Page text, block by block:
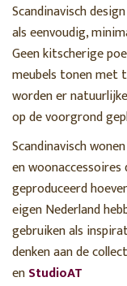
Scandinavisch
als eenvoudig,
Geen kitscherige
meubels tonen met
worden er
op de voorgrond
Scandinavisch
en
geproduceerd
eigen Nederland
gebruiken als
denken aan de
enStudioAT